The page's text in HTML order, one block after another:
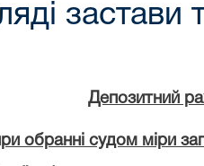
застави
Депозитний
обранні судом міри